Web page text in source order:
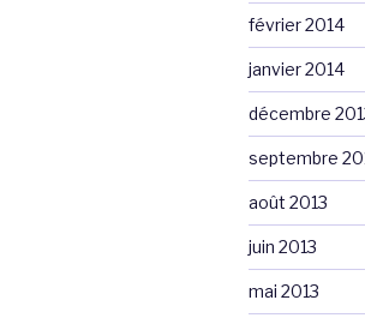
février 2014
janvier 2014
décembre
septembre
août 2013
juin 2013
mai 2013